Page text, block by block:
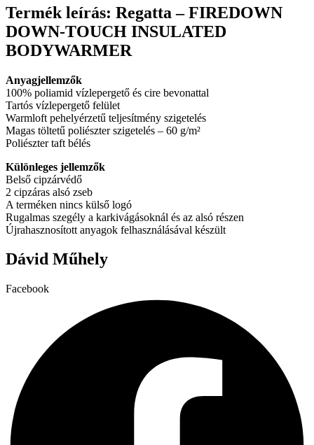
a
termékoldalon
választhatók
terméknek
több
variációja
termékoldalon
ki
Termék leírás: Regatta – FIREDOWN
DOWN-TOUCH INSULATED
BODYWARMER
Anyagjellemzők
100% poliamid vízlepergető és cire bevonattal
Tartós vízlepergető felület
Warmloft pehelyérzetű teljesítmény szigetelés
Magas töltetű poliészter szigetelés – 60 g/m²
Poliészter taft bélés
Különleges jellemzők
Belső cipzárvédő
2 cipzáras alsó zseb
A terméken nincs külső logó
Rugalmas szegély a karkivágásoknál és az alsó részen
Újrahasznosított anyagok felhasználásával készült
Dávid Műhely
Facebook